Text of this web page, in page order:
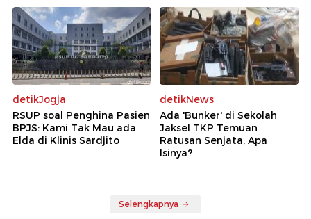
detikJogja
RSUP soal Penghina Pasien
BPJS: Kami Tak Mau ada
Elda di Klinis Sardjito
detikNews
Ada 'Bunker' di Sekolah
Jaksel TKP Temuan
Ratusan Senjata, Apa
Isinya?
Selengkapnya